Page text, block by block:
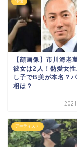
【顔画像】市川海老
彼女は2人！熱愛女
し子でB美が本名？
相は？
アーティスト